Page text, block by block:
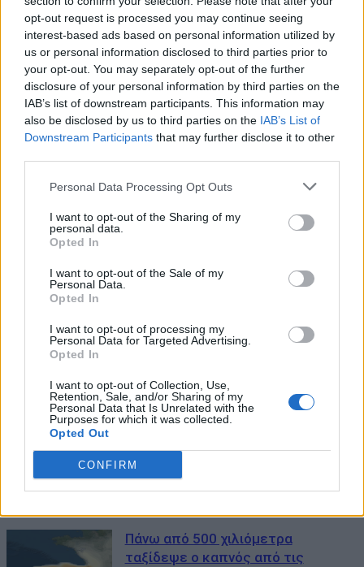
opt-out request is processed you may continue seeing
interest-based ads based on personal information utilized by
us or personal information disclosed to third parties prior to
your opt-out. You may separately opt-out of the further
disclosure of your personal information by third parties on the
IAB’s list of downstream participants. This information may
also be disclosed by us to third parties on the IAB’s List of
Downstream Participants that may further disclose it to other
Personal Data Processing Opt Outs
I want to opt-out of the Sharing of my
personal data.
Opted In
I want to opt-out of the Sale of my
Personal Data.
Opted In
I want to opt-out of processing my
Personal Data for Targeted Advertising.
Opted In
I want to opt-out of Collection, Use,
Retention, Sale, and/or Sharing of my
Personal Data that Is Unrelated with the
Purposes for which it was collected.
Opted Out
CONFIRM
ΜΠΟΡΕΙ ΝΑ ΣΑΣ ΕΝΔΙΑΦΕΡΕΙ
δοκιμάζουν την ενέργεια και την
οικονομία
Πάνω από 500 χιλιόμετρα
ταξίδεψε ο καπνός από τις